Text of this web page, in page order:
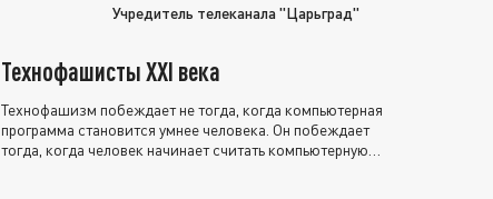
Учредитель телеканала "Царьград"
Технофашисты XXI века
Технофашизм побеждает не тогда, когда компьютерная
программа становится умнее человека. Он побеждает
тогда, когда человек начинает считать компьютерную